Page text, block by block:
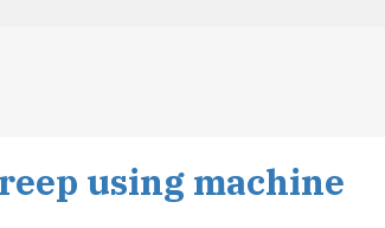
using machine